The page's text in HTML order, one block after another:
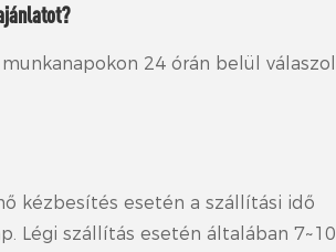
24 órán belül válaszol.
kézbesítés esetén a szállítási idő
Légi szállítás esetén általában 7~10